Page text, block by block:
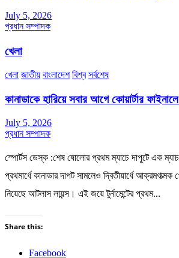
July 5, 2026
প্রধান সম্পাদক
খেলা
খেলা জাতীয় বাংলাদেশ বিশ্ব সর্বশেষ
কানাডাকে হারিয়ে সবার আগে কোয়ার্টার
July 5, 2026
প্রধান সম্পাদক
স্পোর্টস ডেস্ক :শেষ ষোলোর প্রথম ম্যাচে দাপুটে এক
প্রথমার্ধে কানাডার দাপট সামলেও দ্বিতীয়ার্ধে
নিয়েছে আটলাস লায়ন্স। এই জয়ে টুর্নামেন্টের প্রথম…
Share this:
Facebook